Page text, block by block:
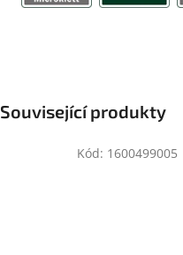
Související produkty
Kód: 1600499005